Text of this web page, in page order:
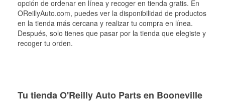
opción de ordenar en línea y recoger en tienda gratis. En
OReillyAuto.com, puedes ver la disponibilidad de productos
en la tienda más cercana y realizar tu compra en línea.
Después, solo tienes que pasar por la tienda que elegiste y
recoger tu orden.
Tu tienda O'Reilly Auto Parts en Booneville